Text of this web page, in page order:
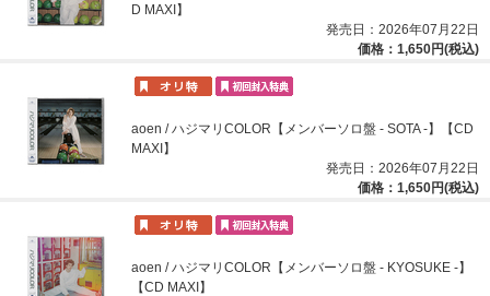
D MAXI】
発売日：2026年07月22日
価格：1,650円(税込)
aoen / ハジマリCOLOR【メンバーソロ盤 - SOTA -】【CD
MAXI】
発売日：2026年07月22日
価格：1,650円(税込)
aoen / ハジマリCOLOR【メンバーソロ盤 - KYOSUKE -】
【CD MAXI】